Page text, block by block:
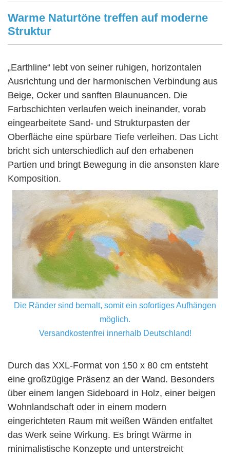
Warme Naturtöne treffen auf moderne
Struktur
„Earthline“ lebt von seiner ruhigen, horizontalen
Ausrichtung und der harmonischen Verbindung aus
Beige, Ocker und sanften Blaunuancen. Die
Farbschichten verlaufen weich ineinander, vorab
eingearbeitete Sand- und Strukturpasten der
Oberfläche eine spürbare Tiefe verleihen. Das Licht
bricht sich unterschiedlich auf den erhabenen
Partien und bringt Bewegung in die ansonsten klare
Komposition.
Die Ränder sind bemalt, somit ein sofortiges Aufhängen
möglich.
Versandkostenfrei innerhalb Deutschland!
Durch das XXL-Format von 150 x 80 cm entsteht
eine großzügige Präsenz an der Wand. Besonders
über einem langen Sideboard in Holz, einer beigen
Wohnlandschaft oder in einem modern
eingerichteten Raum mit weißen Wänden entfaltet
das Werk seine Wirkung. Es bringt Wärme in
minimalistische Konzepte und unterstreicht